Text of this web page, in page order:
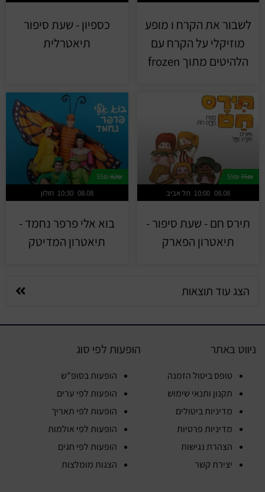
לשבור את הקרח ו מופע
מוזיקלי על הקרח עם
הלהיטים מתוך frozen
כספיון - שעת סיפור
תיאטרלית
75₪
תל אביב 10:00 08.08
תירס חם - שעת סיפור -
תיאטרון הפארק
82₪
55₪
חולון 10:30 08.08
בוא אלי פרפר נחמד -
תיאטרון המדיטק
הצג עוד תוצאות
ניווט באתר
טופס ביטול הזמנה
תקנון ותנאי שימוש
מדיניות ביטולים
מדיניות פרטיות
הצהרת נגישות
יצירת קשר
הופעות לפי סוג
הופעות בסופ"ש
הופעות לפי ערים
הופעות לפי תאריך
הופעות לפי אולמות
הופעות לפי חגים
הצגות מומלצות